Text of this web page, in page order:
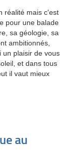
réalité mais c'est
pour une balade
sa géologie, sa
ambitionnés,
un plaisir de vous
et dans tous
il vaut mieux
au